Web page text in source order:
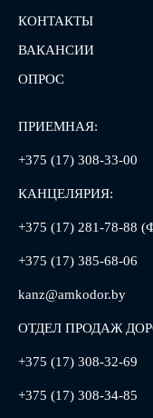
КОНТАКТЫ
ВАКАНСИИ
ОПРОС
ПРИЕМНАЯ:
+375 (17) 308-33-00
КАНЦЕЛЯРИЯ:
+375 (17) 281-78-88
+375 (17) 385-68-06
kanz@amkodor.by
ОТДЕЛ ПРОДАЖ
+375 (17) 308-32-69
+375 (17) 308-34-85